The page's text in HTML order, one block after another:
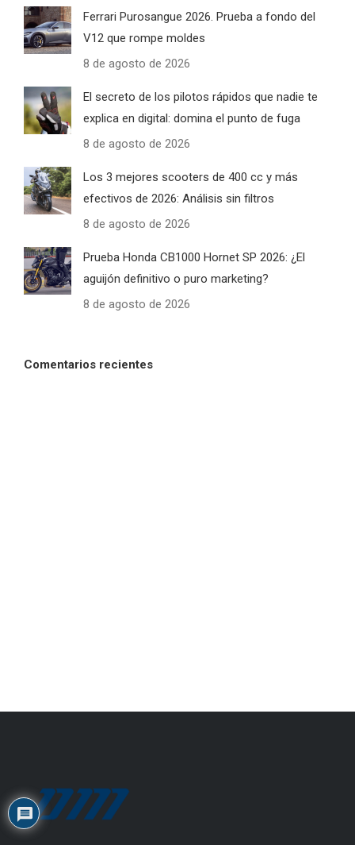
Ferrari Purosangue 2026. Prueba a fondo del
V12 que rompe moldes
8 de agosto de 2026
El secreto de los pilotos rápidos que nadie te
explica en digital: domina el punto de fuga
8 de agosto de 2026
Los 3 mejores scooters de 400 cc y más
efectivos de 2026: Análisis sin filtros
8 de agosto de 2026
Prueba Honda CB1000 Hornet SP 2026: ¿El
aguijón definitivo o puro marketing?
8 de agosto de 2026
Comentarios recientes